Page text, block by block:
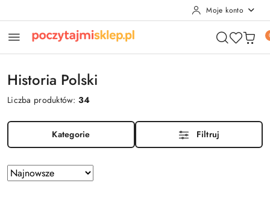
Moje konto
Historia Polski
Liczba produktów:34
Kategorie Filtruj
Zastosowano
sortowanie:
Sortuj
według